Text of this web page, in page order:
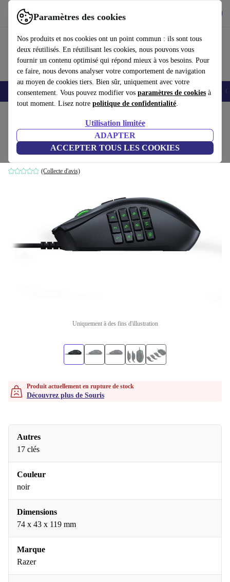
Paramètres des cookies
Nos produits et nos cookies ont un point commun : ils sont tous
deux réutilisés. En réutilisant les cookies, nous pouvons vous
fournir un contenu optimisé qui répond mieux à vos besoins. Pour
ce faire, nous devons analyser votre comportement de navigation
au moyen de cookies tiers. Bien sûr, uniquement avec votre
consentement. Vous pouvez modifier vos paramètres de cookies à
tout moment. Lisez notre politique de confidentialité.
Utilisation limitée
ADAPTER
ACCEPTER TOUS LES COOKIES
Utilisez refurbed rapidement et facilement
Smartphones Laptops Tablettes Montres connectées Accessoires
Razer Naga Trinity
Noir
(Collecte d'avis)
Uniquement à des fins d'illustration
Produit actuellement en rupture de stock
Découvrez plus de Souris
Autres
17 clés
Couleur
noir
Dimensions
74 x 43 x 119 mm
Marque
Razer